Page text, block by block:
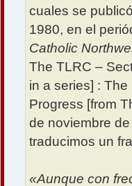
cuales se
1980, en el
Catholic
The TLRC –
in a series] :
Progress [from
de noviembre
traducimos un
«Aunque con